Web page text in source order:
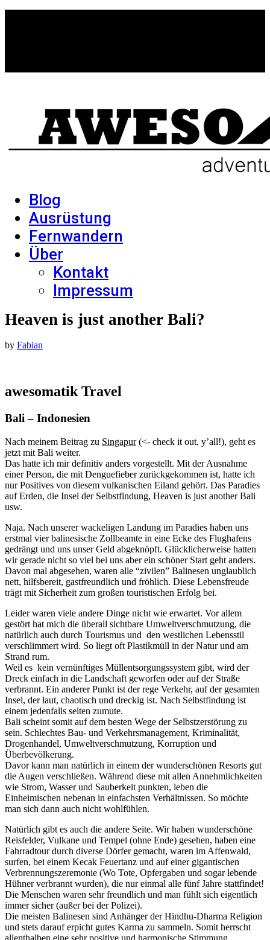
Blog
Ausrüstung
Fernwandern
Über
Kontakt
Impressum
Heaven is just another Bali?
by Fabian
awesomatik Travel
Bali – Indonesien
Nach meinem Beitrag zu Singapur(<- check it out, y’all!), geht es
jetzt mit Bali weiter.
Das hatte ich mir definitiv anders vorgestellt. Mit der Ausnahme
einer Person, die mit Denguefieber zurückgekommen ist, hatte ich
nur Positives von diesem vulkanischen Eiland gehört. Das Paradies
auf Erden, die Insel der Selbstfindung, Heaven is just another Bali
usw.
Naja. Nach unserer wackeligen Landung im Paradies haben uns
erstmal vier balinesische Zollbeamte in eine Ecke des Flughafens
gedrängt und uns unser Geld abgeknöpft. Glücklicherweise hatten
wir gerade nicht so viel bei uns aber ein schöner Start geht anders.
Davon mal abgesehen, waren alle “zivilen” Balinesen unglaublich
nett, hilfsbereit, gastfreundlich und fröhlich. Diese Lebensfreude
trägt mit Sicherheit zum großen touristischen Erfolg bei.
Leider waren viele andere Dinge nicht wie erwartet. Vor allem
gestört hat mich die überall sichtbare Umweltverschmutzung, die
natürlich auch durch Tourismus und den westlichen Lebensstil
verschlimmert wird. So liegt oft Plastikmüll in der Natur und am
Strand rum.
Weil es kein vernünftiges Müllentsorgungssystem gibt, wird der
Dreck einfach in die Landschaft geworfen oder auf der Straße
verbrannt. Ein anderer Punkt ist der rege Verkehr, auf der gesamten
Insel, der laut, chaotisch und dreckig ist. Nach Selbstfindung ist
einem jedenfalls selten zumute.
Bali scheint somit auf dem besten Wege der Selbstzerstörung zu
sein. Schlechtes Bau- und Verkehrsmanagement, Kriminalität,
Drogenhandel, Umweltverschmutzung, Korruption und
Überbevölkerung.
Davor kann man natürlich in einem der wunderschönen Resorts gut
die Augen verschließen. Während diese mit allen Annehmlichkeiten
wie Strom, Wasser und Sauberkeit punkten, leben die
Einheimischen nebenan in einfachsten Verhältnissen. So möchte
man sich dann auch nicht wohlfühlen.
Natürlich gibt es auch die andere Seite. Wir haben wunderschöne
Reisfelder, Vulkane und Tempel (ohne Ende) gesehen, haben eine
Fahrradtour durch diverse Dörfer gemacht, waren im Affenwald,
surfen, bei einem Kecak Feuertanz und auf einer gigantischen
Verbrennungszeremonie (Wo Tote, Opfergaben und sogar lebende
Hühner verbrannt wurden), die nur einmal alle fünf Jahre stattfindet!
Die Menschen waren sehr freundlich und man fühlt sich eigentlich
immer sicher (außer bei der Polizei).
Die meisten Balinesen sind Anhänger der Hindhu-Dharma Religion
und stets darauf erpicht gutes Karma zu sammeln. Somit herrscht
allenthalben eine sehr positive und harmonische Stimmung.